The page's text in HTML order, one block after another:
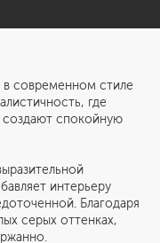
современном стиле
где
создают спокойную
интерьеру
Благодаря
серых оттенках,